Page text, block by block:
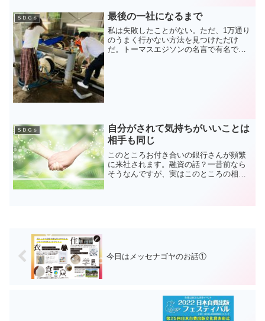
るとは全くの想定外 8-Oツバメの巣で困
っている話は聞...
ＳＤＧｓ 最後の一社になるまで
私は失敗したことがない。ただ、1万通り
のうまく行かない方法を見つけただけ
だ。トーマスエジソンの名言で有名で
ＳＤＧｓ
自分がされて気持ちがいいことは
相手も同じ
このところお付き合いの銀行さんが頻繁
に来社されます。融資の話？一昔前なら
そうなんですが、実はこのところの相談
今日はメッセナゴヤのお話①